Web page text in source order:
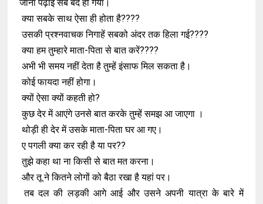
जाना पढ़ाई सब बंद हो गया।
क्या सबके साथ ऐसा ही होता है????
उसकी प्रश्नवाचक निगाहें सबको अंदर तक हिला गई????
क्या हम तुम्हारे माता-पिता से बात करें????
अभी भी समय नहीं देता है तुम्हें इंसाफ मिल सकता है।
कोई फायदा नहीं होगा।
क्यों ऐसा क्यों कहती हो?
कुछ देर में आएंगे उनसे बात करके तुम्हें समझ आ जाएगा ।
थोड़ी ही देर में उसके माता-पिता घर आ गए।
ए पगली क्या कर रही है या पर??
तुझे कहा था ना किसी से बात मत करना।
और तू ने कितने लोगों को बैठा रखा है यहां पर।
तब दल की लड़की आगे आई और उसने अपनी यात्रा के बारे में